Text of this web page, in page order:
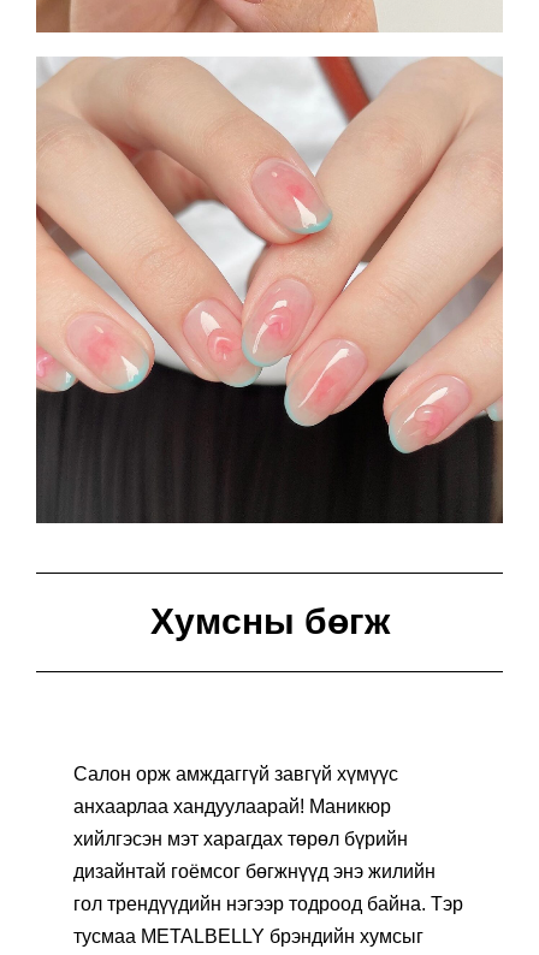
Хумсны бөгж
Салон орж амждаггүй завгүй хүмүүс
анхаарлаа хандуулаарай! Маникюр
хийлгэсэн мэт харагдах төрөл бүрийн
дизайнтай гоёмсог бөгжнүүд энэ жилийн
гол трендүүдийн нэгээр тодроод байна. Тэр
тусмаа METALBELLY брэндийн хумсыг